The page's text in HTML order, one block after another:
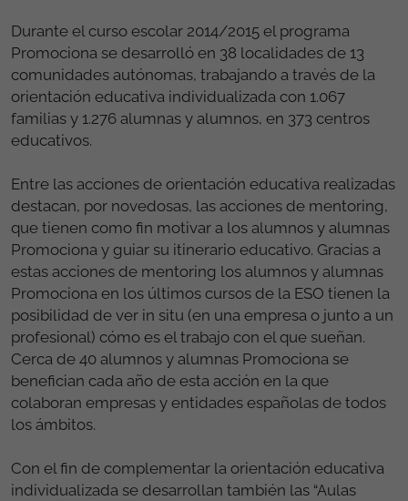
Durante el curso escolar 2014/2015 el programa
Promociona se desarrolló en 38 localidades de 13
comunidades autónomas, trabajando a través de la
orientación educativa individualizada con 1.067
familias y 1.276 alumnas y alumnos, en 373 centros
educativos.
Entre las acciones de orientación educativa realizadas
destacan, por novedosas, las acciones de mentoring,
que tienen como fin motivar a los alumnos y alumnas
Promociona y guiar su itinerario educativo. Gracias a
estas acciones de mentoring los alumnos y alumnas
Promociona en los últimos cursos de la ESO tienen la
posibilidad de ver in situ (en una empresa o junto a un
profesional) cómo es el trabajo con el que sueñan.
Cerca de 40 alumnos y alumnas Promociona se
benefician cada año de esta acción en la que
colaboran empresas y entidades españolas de todos
los ámbitos.
Con el fin de complementar la orientación educativa
individualizada se desarrollan también las “Aulas